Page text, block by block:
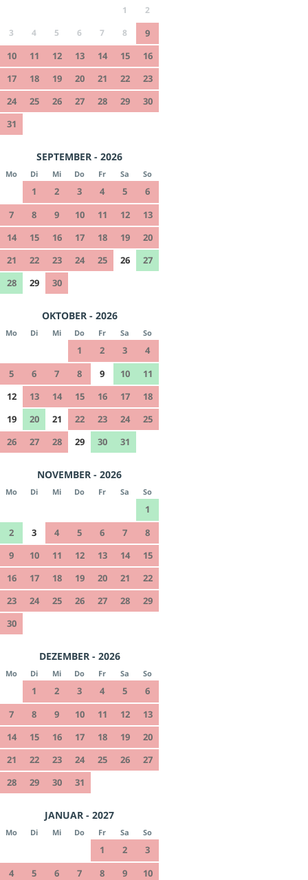
1
2
3
4 5 6 7 8
9
10
11 12 13 14 15
16
17
18 19 20 21 22
23
24
25 26 27 28 29
30
31
SEPTEMBER - 2026
Mo Di Mi Do Fr Sa So
1 2 3 4 5
6
7
8 9 10 11 12
13
14
15 16 17 18 19
20
21
22 23 24 25 26
27
28
29 30
OKTOBER - 2026
Mo Di Mi Do Fr Sa So
1 2 3
4
5
6 7 8 9 10
11
12
13 14 15 16 17
18
19
20 21 22 23 24
25
26
27 28 29 30 31
NOVEMBER - 2026
Mo Di Mi Do Fr Sa So
1
2
3 4 5 6 7
8
9
10 11 12 13 14
15
16
17 18 19 20 21
22
23
24 25 26 27 28
29
30
DEZEMBER - 2026
Mo Di Mi Do Fr Sa So
1 2 3 4 5
6
7
8 9 10 11 12
13
14
15 16 17 18 19
20
21
22 23 24 25 26
27
28
29 30 31
JANUAR - 2027
Mo Di Mi Do Fr Sa So
1 2
3
4
5 6 7 8 9
10